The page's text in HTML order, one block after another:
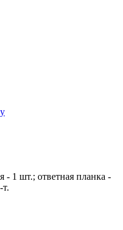
- 1 шт.; ответная планка -